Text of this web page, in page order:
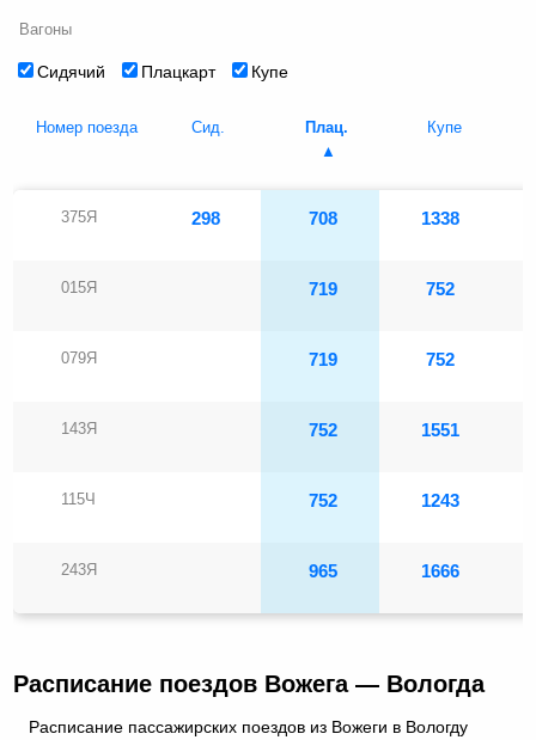
Вагоны
Сидячий Плацкарт Купе
Номер поезда Сид. Плац. Купе
375Я 298 708 1338
015Я 719 752
079Я 719 752
143Я 752 1551
115Ч 752 1243
243Я 965 1666
Расписание поездов Вожега — Вологда
Расписание пассажирских поездов из Вожеги в Вологду